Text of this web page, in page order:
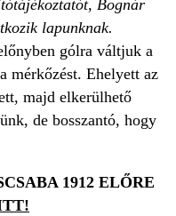
Bognár
lapunknak.
gólra váltjuk a
mérkőzést. Ehelyett az
majd elkerülhető
de bosszantó, hogy
1912 ELŐRE